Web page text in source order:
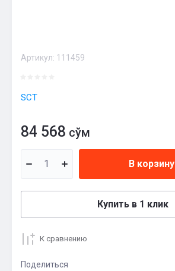
Артикул: 111459
SCT
84 568 сўм
В корзину
Купить в 1 клик
К сравнению
Поделиться